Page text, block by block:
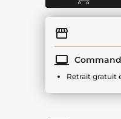
Retrait gratuit